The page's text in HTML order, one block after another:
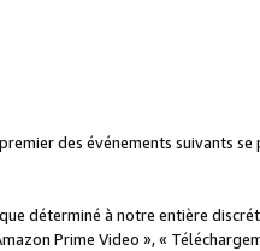
des événements suivants se
déterminé à notre entière
Prime Video », «